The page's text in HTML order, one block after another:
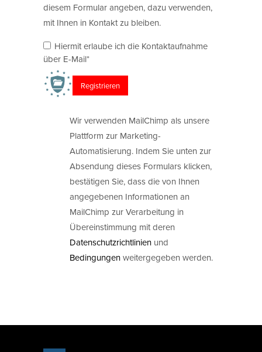
diesem Formular angeben, dazu verwenden,
mit Ihnen in Kontakt zu bleiben.
Hiermit erlaube ich die Kontaktaufnahme
über E-Mail*
Wir verwenden MailChimp als unsere
Plattform zur Marketing-
Automatisierung. Indem Sie unten zur
Absendung dieses Formulars klicken,
bestätigen Sie, dass die von Ihnen
angegebenen Informationen an
MailChimp zur Verarbeitung in
Übereinstimmung mit deren
Datenschutzrichtlinien und
Bedingungenweitergegeben werden.